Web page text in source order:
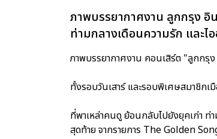
ภาพบรรยากาศงาน ลูกกรุง
ท่ามกลางเดือนความรัก และ
ภาพบรรยากาศงาน คอนเสิร์ต "ลูกกรุ
ทั้งรอบวันเสาร์ และรอบพิเศษสมาชิกเ
ที่พาเหล่าคนดู ย้อนกลับไปยังยุคเก่า
สุดท้าย จากรายการ The Golden